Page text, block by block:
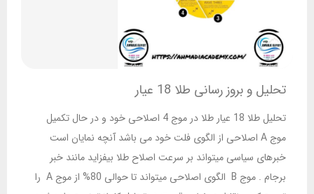
تحلیل و بروز رسانی طلا 18 عیار
تحلیل طلا 18 عیار طلا در موج 4 اصلاحی خود و در حال تکمیل
موج A اصلاحی از الگوی فلت خود می باشد آنچه نمایان است
خبرهای سیاسی میتواند بر سرعت اصلاح طلا بیفزاید مانند خبر
برجام . موج B الگوی اصلاحی میتواند تا حوالی 80% از موج A را